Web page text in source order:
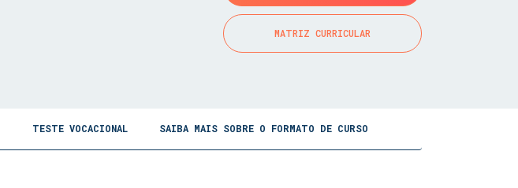
MATRIZ CURRICULAR
TESTE VOCACIONAL SAIBA MAIS SOBRE O FORMATO DE CURSO